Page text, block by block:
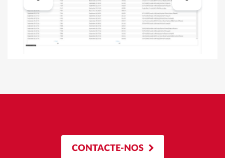
CONTACTE-NOS